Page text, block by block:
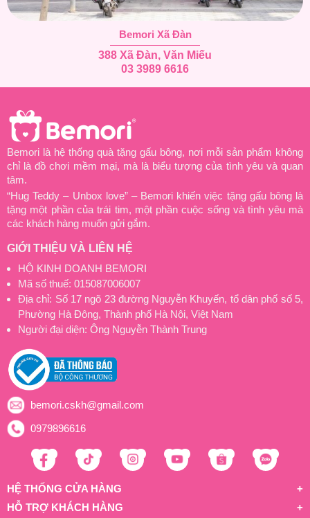
Bemori Xã Đàn
388 Xã Đàn, Văn Miếu
03 3989 6616
Bemori là hệ thống quà tặng gấu bông, nơi mỗi sản phẩm không
chỉ là đồ chơi mềm mại, mà là biểu tượng của tình yêu và quan
tâm.
“Hug Teddy – Unbox love” – Bemori khiến việc tặng gấu bông là
tặng một phần của trái tim, một phần cuộc sống và tình yêu mà
các khách hàng muốn gửi gắm.
GIỚI THIỆU VÀ LIÊN HỆ
HỘ KINH DOANH BEMORI
Mã số thuế: 015087006007
Địa chỉ: Số 17 ngõ 23 đường Nguyễn Khuyến, tổ dân phố số 5,
Phường Hà Đông, Thành phố Hà Nội, Việt Nam
Người đại diện: Ông Nguyễn Thành Trung
bemori.cskh@gmail.com
0979896616
HỆ THỐNG CỬA HÀNG
HỖ TRỢ KHÁCH HÀNG